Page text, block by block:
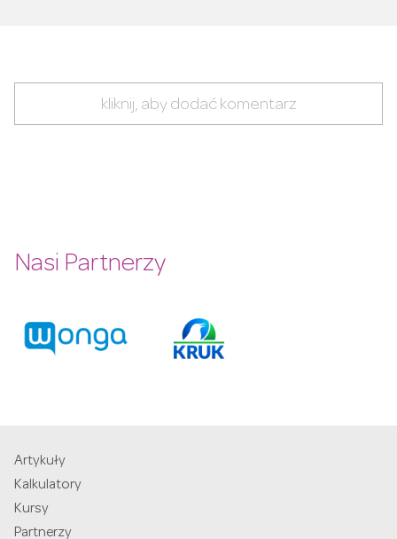
kliknij, aby dodać komentarz
Nasi Partnerzy
Artykuły
Kalkulatory
Kursy
Partnerzy